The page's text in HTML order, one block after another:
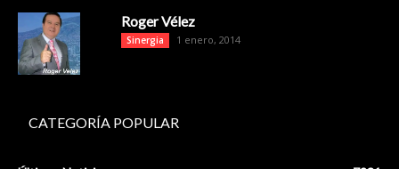
Roger Vélez
Sinergia 1 enero, 2014
CATEGORÍA POPULAR